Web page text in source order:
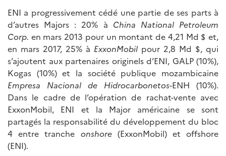
ENI a progressivement cédé une partie de ses parts à
d’autres Majors : 20% à China National Petroleum
Corp. en mars 2013 pour un montant de 4,21 Md $ et,
en mars 2017, 25% à ExxonMobil pour 2,8 Md $, qui
s’ajoutent aux partenaires originels d’ENI, GALP (10%),
Kogas (10%) et la société publique mozambicaine
Empresa Nacional de Hidrocarbonetos-ENH (10%).
Dans le cadre de l’opération de rachat-vente avec
ExxonMobil, ENI et la Major américaine se sont
partagés la responsabilité du développement du bloc
4 entre tranche onshore (ExxonMobil) et offshore
(ENI).